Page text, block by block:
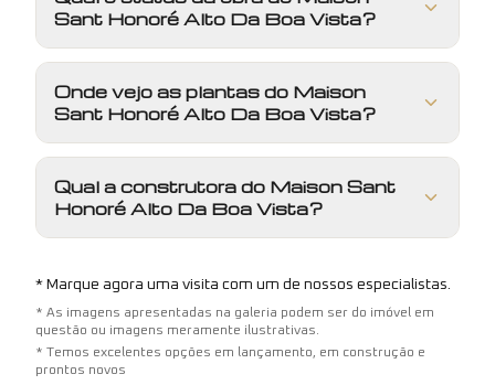
Sant Honoré Alto Da Boa Vista?
Onde vejo as plantas do Maison
Sant Honoré Alto Da Boa Vista?
Qual a construtora do Maison Sant
Honoré Alto Da Boa Vista?
* Marque agora uma visita com um de nossos especialistas.
* As imagens apresentadas na galeria podem ser do imóvel em
questão ou imagens meramente ilustrativas.
* Temos excelentes opções em lançamento, em construção e
prontos novos